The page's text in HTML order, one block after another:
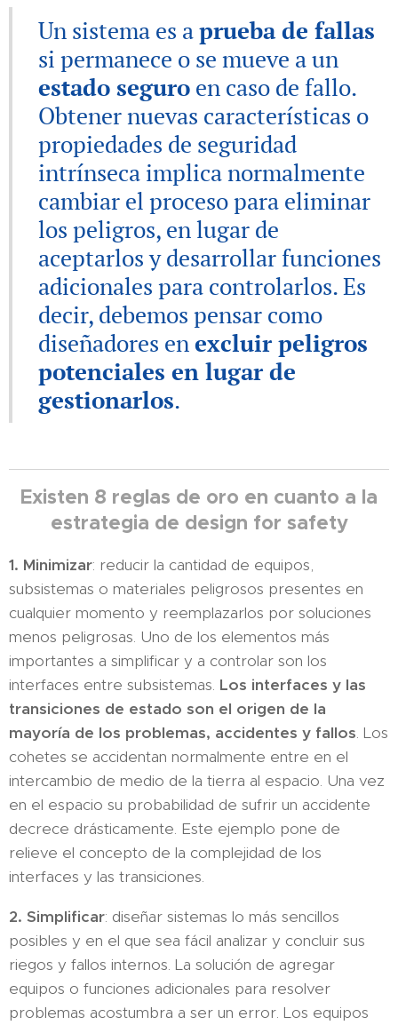
Un sistema es aprueba de fallas
si permanece o se mueve a un
estado seguro en caso de fallo.
Obtener nuevas características o
propiedades de seguridad
intrínseca implica normalmente
cambiar el proceso para eliminar
los peligros, en lugar de
aceptarlos y desarrollar funciones
adicionales para controlarlos. Es
decir, debemos pensar como
diseñadores en excluir peligros
potenciales en lugar de
gestionarlos.
Existen 8 reglas de oro en cuanto a la
estrategia de design for safety
1. Minimizar: reducir la cantidad de equipos,
subsistemas o materiales peligrosos presentes en
cualquier momento y reemplazarlos por soluciones
menos peligrosas. Uno de los elementos más
importantes a simplificar y a controlar son los
interfaces entre subsistemas. Los interfaces y las
transiciones de estado son el origen de la
mayoría de los problemas, accidentes y fallos. Los
cohetes se accidentan normalmente entre en el
intercambio de medio de la tierra al espacio. Una vez
en el espacio su probabilidad de sufrir un accidente
decrece drásticamente. Este ejemplo pone de
relieve el concepto de la complejidad de los
interfaces y las transiciones.
2. Simplificar: diseñar sistemas lo más sencillos
posibles y en el que sea fácil analizar y concluir sus
riegos y fallos internos. La solución de agregar
equipos o funciones adicionales para resolver
problemas acostumbra a ser un error. Los equipos